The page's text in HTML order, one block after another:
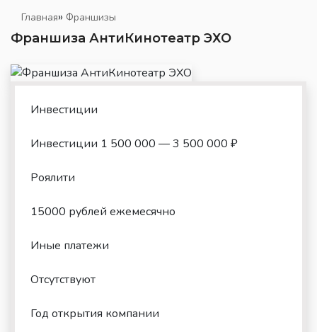
Главная» Франшизы
Франшиза АнтиКинотеатр ЭХО
Инвестиции
Инвестиции 1 500 000 — 3 500 000 ₽
Роялити
15000 рублей ежемесячно
Иные платежи
Отсутствуют
Год открытия компании